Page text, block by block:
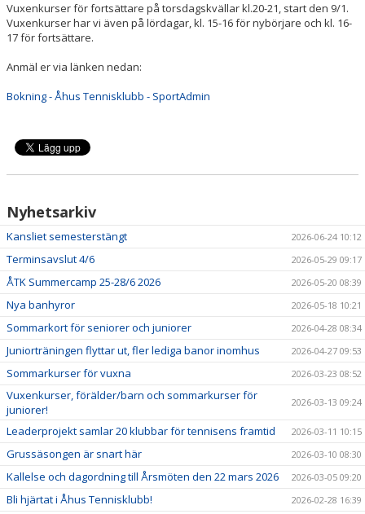
ÅTK TRÄNINGSVERKSAMHET
Vuxenkurser för fortsättare på torsdagskvällar kl.20-21, start den 9/1.
Vuxenkurser har vi även på lördagar, kl. 15-16 för nybörjare och kl. 16-
17 för fortsättare.
Anmäl er via länken nedan:
Bokning - Åhus Tennisklubb - SportAdmin
Nyhetsarkiv
Kansliet semesterstängt 2026-06-24 10:12
Terminsavslut 4/6 2026-05-29 09:17
ÅTK Summercamp 25-28/6 2026 2026-05-20 08:39
Nya banhyror 2026-05-18 10:21
Sommarkort för seniorer och juniorer 2026-04-28 08:34
Juniorträningen flyttar ut, fler lediga banor inomhus 2026-04-27 09:53
Sommarkurser för vuxna 2026-03-23 08:52
Vuxenkurser, förälder/barn och sommarkurser för
juniorer!
2026-03-13 09:24
Leaderprojekt samlar 20 klubbar för tennisens framtid 2026-03-11 10:15
Grussäsongen är snart här 2026-03-10 08:30
Kallelse och dagordning till Årsmöten den 22 mars 2026 2026-03-05 09:20
Bli hjärtat i Åhus Tennisklubb! 2026-02-28 16:39